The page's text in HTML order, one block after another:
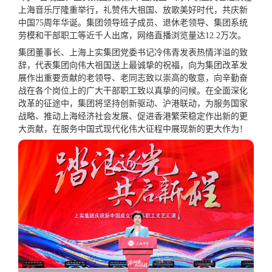
上海音乐厅隆重举行，礼赞伟大祖国、放歌美好时代，共庆新
中国75周年华诞。集团领导班子成员、退休老领导、集团系统
劳模和干部职工等近千人出席，网络直播浏览量达12.2万次。
集团董事长、上海上实集团党委书记冷伟青发表热情洋溢的致
辞，代表集团向伟大祖国送上最诚挚的祝福，向为集团改革发
展作出重要贡献的老领导、老同志致以崇高的敬意，向辛勤奋
战在各个岗位上的广大干部职工致以真挚的问候。在全面深化
改革的征途中，集团将坚持创新驱动、沪港联动，为服务国家
战略、推动上海经济社会发展、促进香港繁荣稳定作出新的更
大贡献，在服务中国式现代化伟大征程中展现新的更大作为！